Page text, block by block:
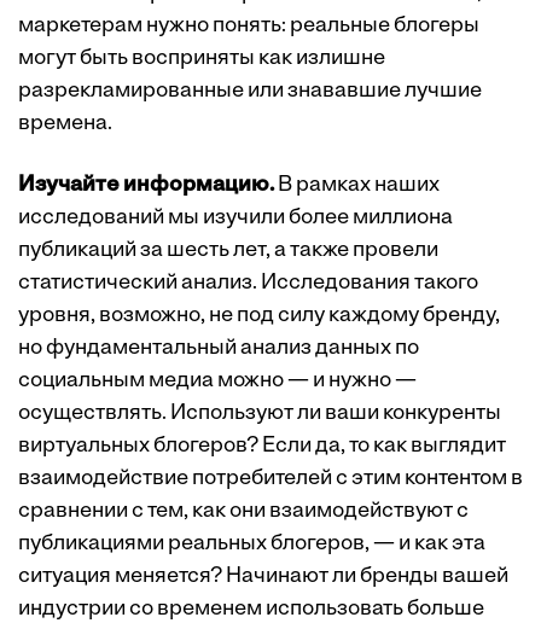
маркетерам нужно понять: реальные блогеры
могут быть восприняты как излишне
разрекламированные или знававшие лучшие
времена.
Изучайте информацию.В рамках наших
исследований мы изучили более миллиона
публикаций за шесть лет, а также провели
статистический анализ. Исследования такого
уровня, возможно, не под силу каждому бренду,
но фундаментальный анализ данных по
социальным медиа можно — и нужно —
осуществлять. Используют ли ваши конкуренты
виртуальных блогеров? Если да, то как выглядит
взаимодействие потребителей с этим контентом в
сравнении с тем, как они взаимодействуют с
публикациями реальных блогеров, — и как эта
ситуация меняется? Начинают ли бренды вашей
индустрии со временем использовать больше